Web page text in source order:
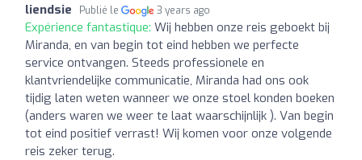
liendsie Publié le 3 years ago
Expérience fantastique: Wij hebben onze reis geboekt bij
Miranda, en van begin tot eind hebben we perfecte
service ontvangen. Steeds professionele en
klantvriendelijke communicatie, Miranda had ons ook
tijdig laten weten wanneer we onze stoel konden boeken
(anders waren we weer te laat waarschijnlijk ). Van begin
tot eind positief verrast! Wij komen voor onze volgende
reis zeker terug.